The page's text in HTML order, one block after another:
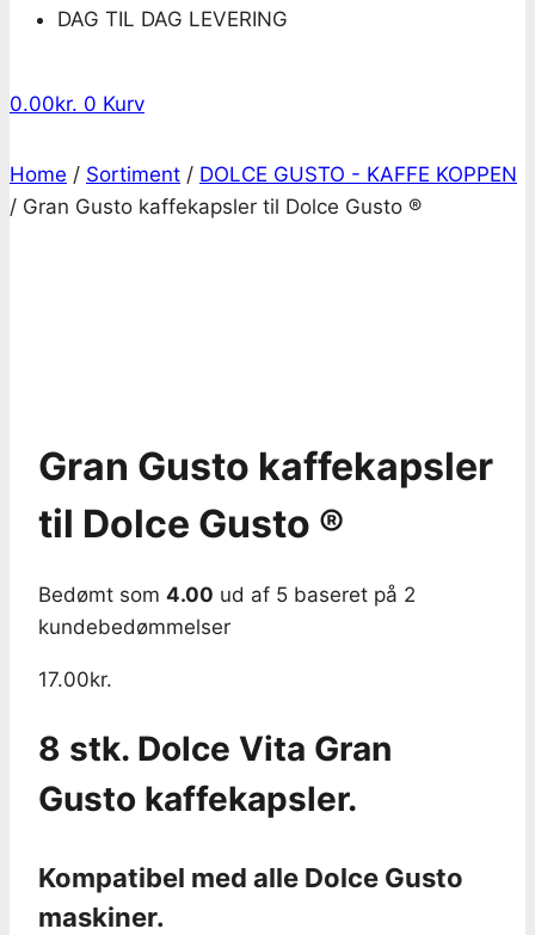
DAG TIL DAG LEVERING
0.00kr. 0 Kurv
Home / Sortiment / DOLCE GUSTO - KAFFE KOPPEN
/ Gran Gusto kaffekapsler til Dolce Gusto ®
Gran Gusto kaffekapsler
til Dolce Gusto ®
Bedømt som 4.00 ud af 5 baseret på 2
kundebedømmelser
17.00kr.
8 stk. Dolce Vita Gran
Gusto kaffekapsler.
Kompatibel med alle Dolce Gusto
maskiner.